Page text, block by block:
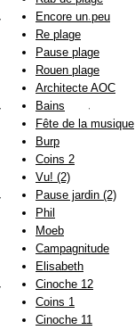
Encore un peu
Re plage
Pause plage
Rouen plage
Architecte AOC
Bains
Fête de la musique
Burp
Coins 2
Vu! (2)
Pause jardin (2)
Phil
Moeb
Campagnitude
Elisabeth
Cinoche 12
Coins 1
Cinoche 11